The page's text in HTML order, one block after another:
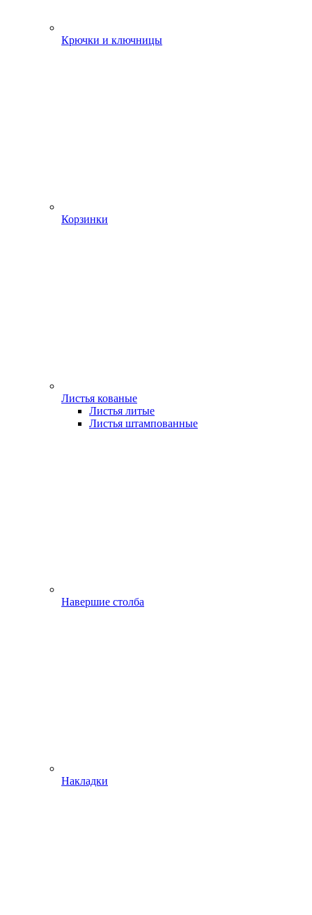
Крючки и ключницы
Корзинки
Листья кованые
Листья литые
Листья штампованные
Навершие столба
Накладки